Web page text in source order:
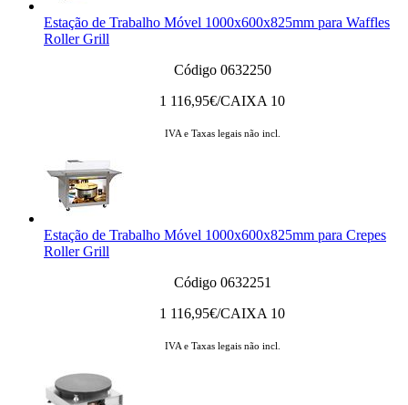
Estação de Trabalho Móvel 1000x600x825mm para Waffles
Roller Grill
Código 0632250
1 116,95€/CAIXA 10
IVA e Taxas legais não incl.
Estação de Trabalho Móvel 1000x600x825mm para Crepes
Roller Grill
Código 0632251
1 116,95€/CAIXA 10
IVA e Taxas legais não incl.